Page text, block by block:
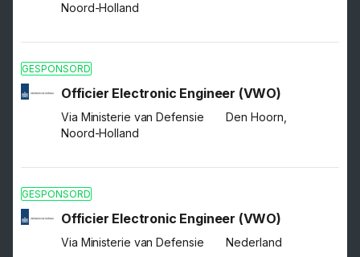
Noord-Holland
GESPONSORD
Officier Electronic Engineer (VWO)
Via Ministerie van Defensie
Den Hoorn,
Noord-Holland
GESPONSORD
Officier Electronic Engineer (VWO)
Via Ministerie van Defensie
Nederland